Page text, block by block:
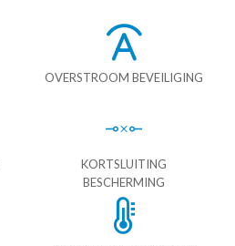
OVERSTROOM BEVEILIGING
KORTSLUITING
BESCHERMING